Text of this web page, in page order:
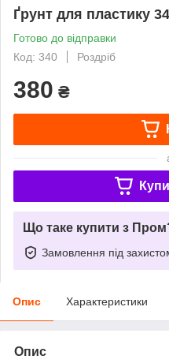
Ґрунт для пластику
Готово до відправки
Код: 340
Роздріб
380 ₴
Що таке купити з
Замовлення під
Опис Характеристики
Опис